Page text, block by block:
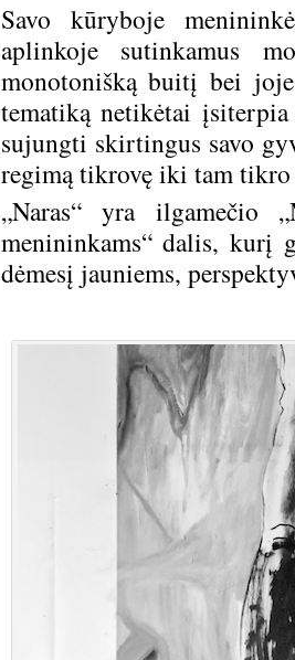
Savo kūryboje
aplinkoje sutinkamus
monotonišką buitį bei
tematiką netikėtai
sujungti skirtingus savo
regimą tikrovę iki tam
„Naras“ yra ilgamečio
menininkams“ dalis, kurį
dėmesį jauniems,